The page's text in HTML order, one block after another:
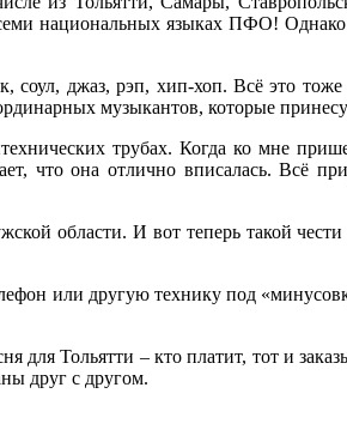
национальных языках ПФО!
джаз, рэп, хип-хоп. Всё это
музыкантов, которые
трубах. Когда ко мне
что она отлично вписалась. Всё
области. И вот теперь такой
или другую технику под
для Тольятти – кто платит, тот и
друг с другом.